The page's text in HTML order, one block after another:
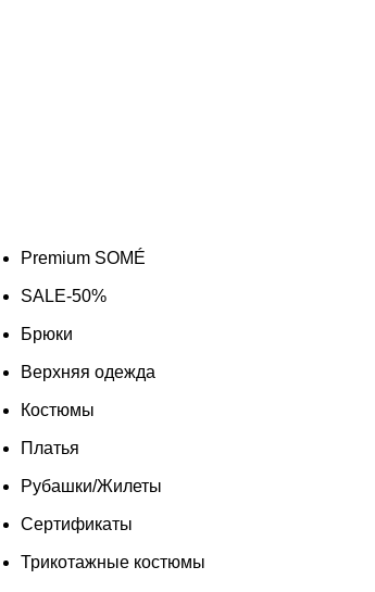
Premium SOMÉ
SALE-50%
Брюки
Верхняя одежда
Костюмы
Платья
Рубашки/Жилеты
Сертификаты
Трикотажные костюмы